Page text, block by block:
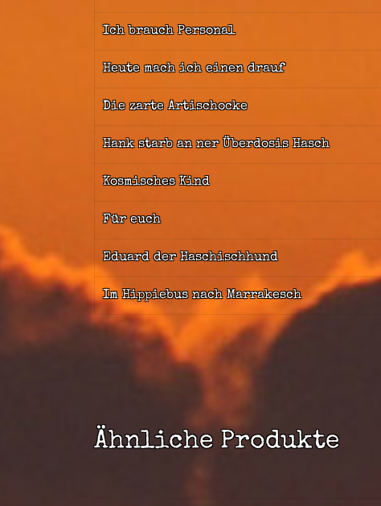
Ich brauch Personal
Heute mach ich einen drauf
Die zarte Artischocke
Hank starb an ner Überdosis Hasch
Kosmisches Kind
Für euch
Eduard der Haschischhund
Im Hippiebus nach Marrakesch
Ähnliche Produkte